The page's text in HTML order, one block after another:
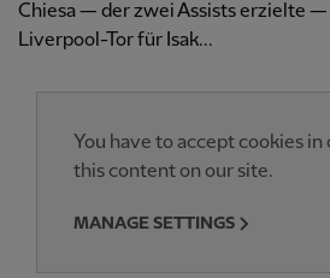
Chiesa — der zwei Assists erzielte —
Liverpool-Tor für Isak...
You have to accept cookies
this content on our site.
MANAGE SETTINGS